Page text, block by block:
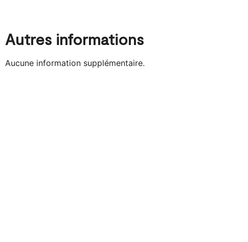
Autres informations
Aucune information supplémentaire.